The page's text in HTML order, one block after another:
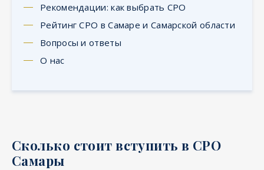
Рекомендации: как выбрать СРО
Рейтинг СРО в Самаре и Самарской области
Вопросы и ответы
О нас
Сколько стоит вступить в СРО
Самары